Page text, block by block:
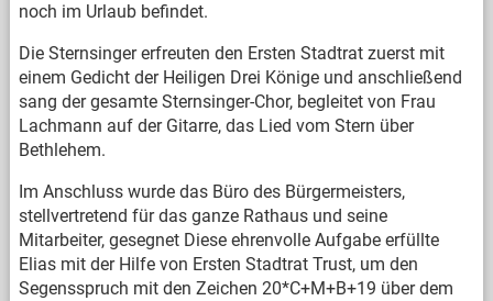
noch im Urlaub befindet.
Die Sternsinger erfreuten den Ersten Stadtrat zuerst mit
einem Gedicht der Heiligen Drei Könige und anschließend
sang der gesamte Sternsinger-Chor, begleitet von Frau
Lachmann auf der Gitarre, das Lied vom Stern über
Bethlehem.
Im Anschluss wurde das Büro des Bürgermeisters,
stellvertretend für das ganze Rathaus und seine
Mitarbeiter, gesegnet Diese ehrenvolle Aufgabe erfüllte
Elias mit der Hilfe von Ersten Stadtrat Trust, um den
Segensspruch mit den Zeichen 20*C+M+B+19 über dem